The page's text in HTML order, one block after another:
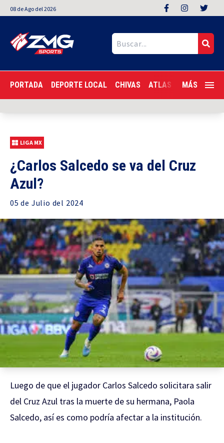
08 deAgo del 2026
PORTADA DEPORTE LOCAL CHIVAS ATLAS LIGA MX
MÁS
LIGA MX
¿Carlos Salcedo se va del Cruz
Azul?
05 de Julio del 2024
Luego de que el jugador Carlos Salcedo solicitara salir
del Cruz Azul tras la muerte de su hermana, Paola
Salcedo, así es como podría afectar a la institución.